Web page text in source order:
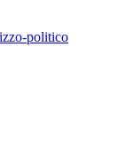
politico